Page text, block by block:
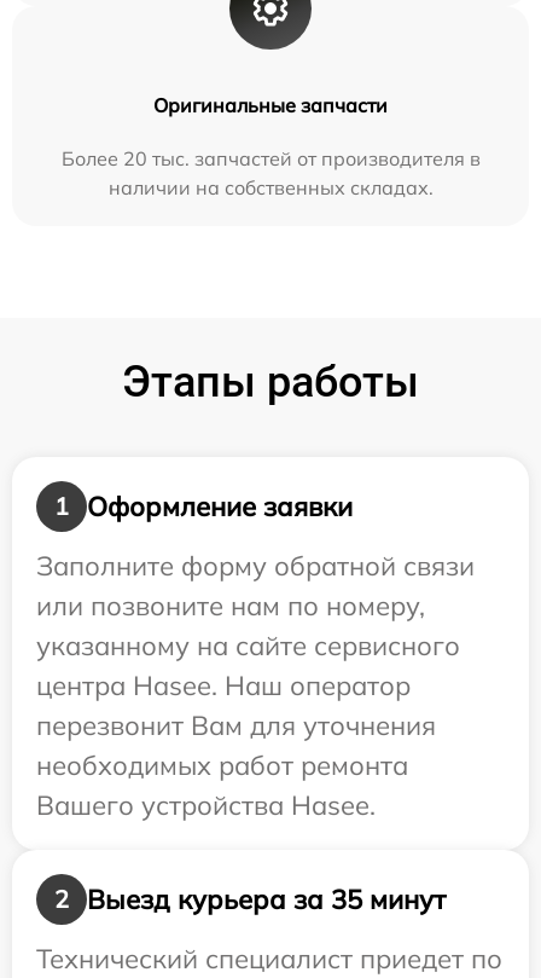
Оригинальные запчасти
Более 20 тыс. запчастей от производителя в
наличии на собственных складах.
Этапы работы
1
Оформление заявки
Заполните форму обратной связи
или позвоните нам по номеру,
указанному на сайте сервисного
центра Hasee. Наш оператор
перезвонит Вам для уточнения
необходимых работ ремонта
Вашего устройства Hasee.
2
Выезд курьера за 35 минут
Технический специалист приедет по